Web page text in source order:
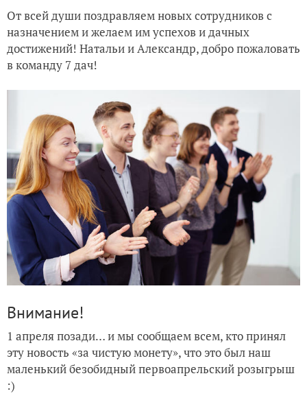
От всей души поздравляем новых сотрудников с
назначением и желаем им успехов и дачных
достижений! Натальи и Александр, добро пожаловать
в команду 7 дач!
Внимание!
1 апреля позади… и мы сообщаем всем, кто принял
эту новость «за чистую монету», что это был наш
маленький безобидный первоапрельский розыгрыш
:)